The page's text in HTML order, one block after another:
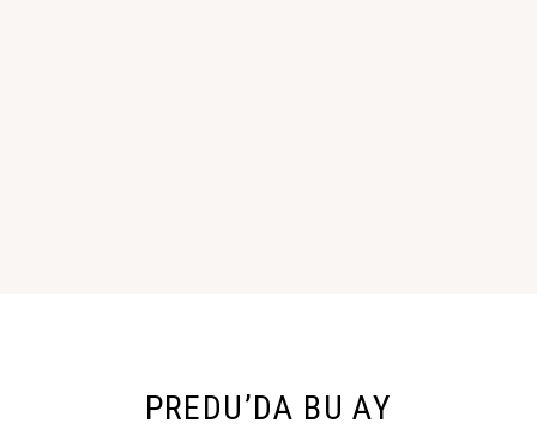
PREDU’DA BU AY